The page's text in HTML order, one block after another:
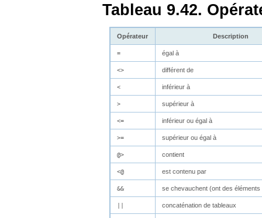
Tableau 9.42.
Opérateur Description
= égal à
<> différent de
< inférieur à
> supérieur à
<= inférieur ou égal à
>= supérieur ou égal à
@> contient
<@ est contenu par
&& se chevauchent (ont des éléments
concaténation de tableaux